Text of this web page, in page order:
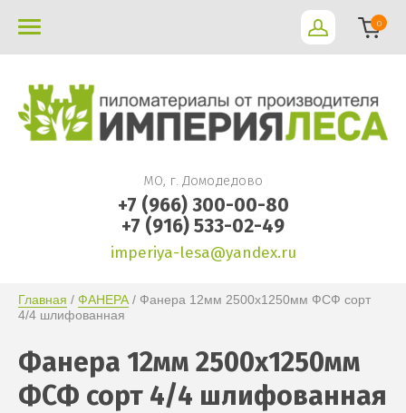
0
МО, г. Домодедово
+7 (966) 300-00-80
+7 (916) 533-02-49
imperiya-lesa@yandex.ru
Главная / ФАНЕРА / Фанера 12мм 2500х1250мм ФСФ сорт
4/4 шлифованная
Фанера 12мм 2500х1250мм
ФСФ сорт 4/4 шлифованная